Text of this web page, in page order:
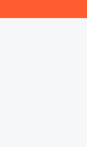
Storytelling